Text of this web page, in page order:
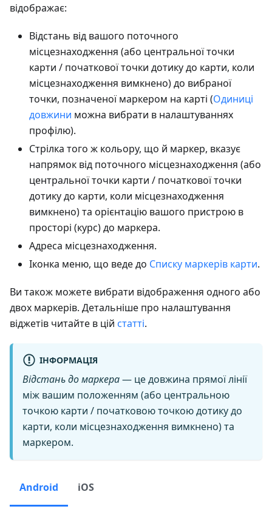
відображає:
Відстань від вашого поточного
місцезнаходження (або центральної точки
карти / початкової точки дотику до карти, коли
місцезнаходження вимкнено) до вибраної
точки, позначеної маркером на карті (Одиниці
довжини можна вибрати в налаштуваннях
профілю).
Стрілка того ж кольору, що й маркер, вказує
напрямок від поточного місцезнаходження (або
центральної точки карти / початкової точки
дотику до карти, коли місцезнаходження
вимкнено) та орієнтацію вашого пристрою в
просторі (курс) до маркера.
Адреса місцезнаходження.
Іконка меню, що веде до Списку маркерів карти.
Ви також можете вибрати відображення одного або
двох маркерів. Детальніше про налаштування
віджетів читайте в цій статті.
ІНФОРМАЦІЯ
Відстань до маркера— це довжина прямої лінії
між вашим положенням (або центральною
точкою карти / початковою точкою дотику до
карти, коли місцезнаходження вимкнено) та
маркером.
Android iOS